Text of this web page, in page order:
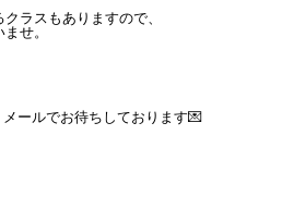
ラスもありますので、
せ。
ールでお待ちしております💌